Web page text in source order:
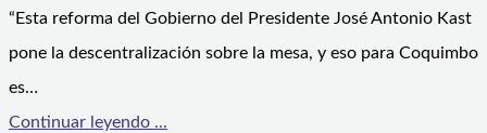
“Esta reforma del Gobierno del Presidente José Antonio Kast
pone la descentralización sobre la mesa, y eso para Coquimbo
es…
Continuar leyendo ...